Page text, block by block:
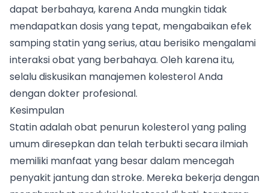
dapat berbahaya, karena Anda mungkin tidak
mendapatkan dosis yang tepat, mengabaikan efek
samping statin yang serius, atau berisiko mengalami
interaksi obat yang berbahaya. Oleh karena itu,
selalu diskusikan manajemen kolesterol Anda
dengan dokter profesional.
Kesimpulan
Statin adalah obat penurun kolesterol yang paling
umum diresepkan dan telah terbukti secara ilmiah
memiliki manfaat yang besar dalam mencegah
penyakit jantung dan stroke. Mereka bekerja dengan